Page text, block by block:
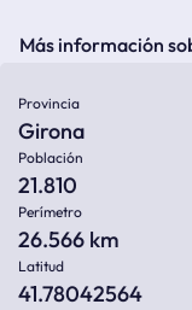
Más información
Provincia
Girona
Población
21.810
Perímetro
26.566 km
Latitud
41.78042564